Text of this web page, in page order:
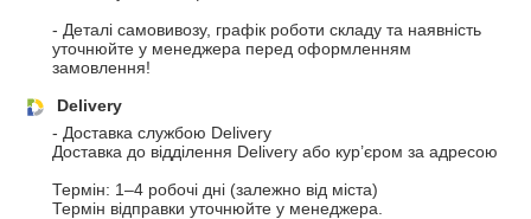
- Деталі самовивозу, графік роботи складу та наявність
уточнюйте у менеджера перед оформленням
замовлення!
Delivery
- Доставка службою Delivery
Доставка до відділення Delivery або кур’єром за адресою
Термін: 1–4 робочі дні (залежно від міста)
Термін відправки уточнюйте у менеджера.